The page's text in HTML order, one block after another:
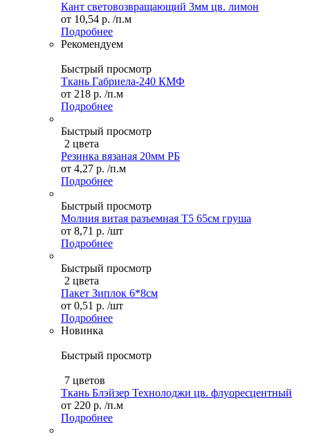
Кант световозвращающий 3мм цв. лимон
от 10,54 р. /п.м
Подробнее
Рекомендуем
Быстрый просмотр
Ткань Габриела-240 КМФ
от 218 р. /п.м
Подробнее
Быстрый просмотр
2 цвета
Резинка вязаная 20мм РБ
от 4,27 р. /п.м
Подробнее
Быстрый просмотр
Молния витая разъемная Т5 65см груша
от 8,71 р. /шт
Подробнее
Быстрый просмотр
2 цвета
Пакет Зиплок 6*8см
от 0,51 р. /шт
Подробнее
Новинка
Быстрый просмотр
7 цветов
Ткань Блэйзер Технолоджи цв. флуоресцентный
от 220 р. /п.м
Подробнее